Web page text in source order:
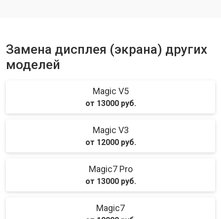
Замена дисплея (экрана) других
моделей
Magic V5
от 13000 руб.
Magic V3
от 12000 руб.
Magic7 Pro
от 13000 руб.
Magic7